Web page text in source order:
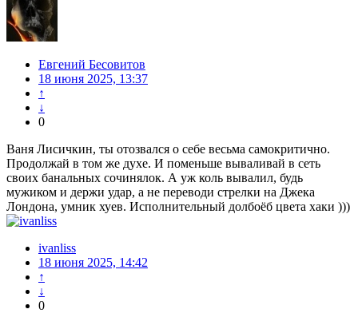
Евгений Бесовитов
18 июня 2025, 13:37
↑
↓
0
Ваня Лисичкин, ты отозвался о себе весьма самокритично.
Продолжай в том же духе. И поменьше вываливай в сеть
своих банальных сочинялок. А уж коль вывалил, будь
мужиком и держи удар, а не переводи стрелки на Джека
Лондона, умник хуев. Исполнительный долбоёб цвета хаки )))
ivanliss
18 июня 2025, 14:42
↑
↓
0